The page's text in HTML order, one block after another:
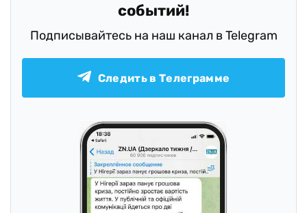
событий!
Подписывайтесь на наш канал в Telegram
Следить в Телеграмме